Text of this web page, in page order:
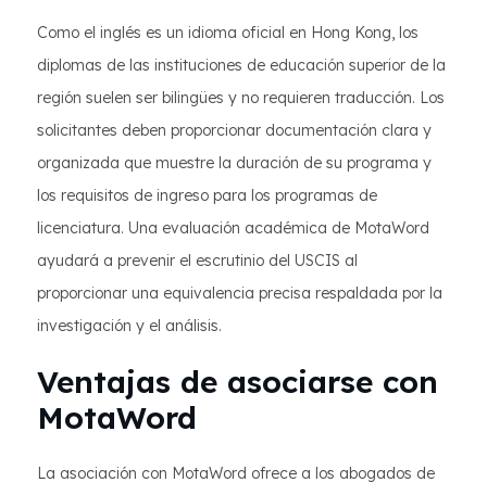
Como el inglés es un idioma oficial en Hong Kong, los
diplomas de las instituciones de educación superior de la
región suelen ser bilingües y no requieren traducción. Los
solicitantes deben proporcionar documentación clara y
organizada que muestre la duración de su programa y
los requisitos de ingreso para los programas de
licenciatura. Una evaluación académica de MotaWord
ayudará a prevenir el escrutinio del USCIS al
proporcionar una equivalencia precisa respaldada por la
investigación y el análisis.
Ventajas de asociarse con
MotaWord
La asociación con MotaWord ofrece a los abogados de